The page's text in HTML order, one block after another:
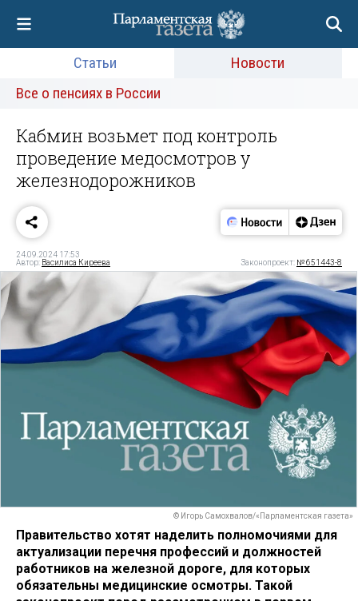
Статьи
Новости
Все о пенсиях в России
Кабмин возьмет под контроль
проведение медосмотров у
железнодорожников
24.09.2024 17:53
Автор: Василиса Киреева Законопроект: № 651443-8
© Игорь Самохвалов/«Парламентская газета»
Правительство хотят наделить полномочиями для
актуализации перечня профессий и должностей
работников на железной дороге, для которых
обязательны медицинские осмотры. Такой